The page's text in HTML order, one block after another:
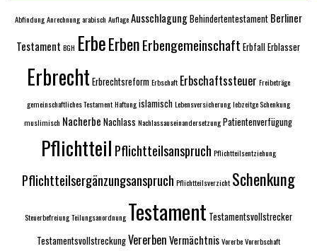
AbfindungAnrechnungarabisch AuflageAusschlagungBehindertentestament Berliner
Testament BGH ErbeErbenErbengemeinschaft ErbfallErblasser
Erbrecht ErbrechtsreformErbschaft Erbschaftssteuer Freibeträge
gemeinschaftliches TestamentHaftungislamischLebensversicherunglebzeitge Schenkung
muslimisch Nacherbe Nachlass NachlassauseinandersetzungPatientenverfügung
Pflichtteil Pflichtteilsanspruch Pflichtteilsentziehung
Pflichtteilsergänzungsanspruch Pflichtteilsverzicht Schenkung
SteuerbefreiungTeilungsanordnung Testament Testamentsvollstrecker
TestamentsvollstreckungVererbenVermächtnisVorerbeVorerbschaft